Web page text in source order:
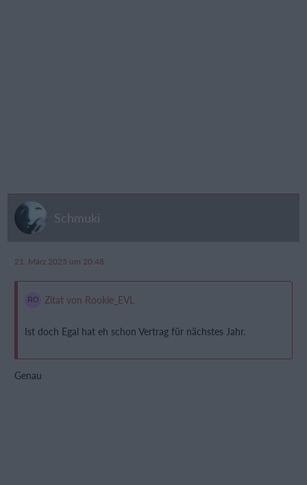
Schmuki
21. März 2025 um 20:48
Zitat von Rookie_EVL
Ist doch Egal hat eh schon Vertrag für nächstes Jahr.
Genau